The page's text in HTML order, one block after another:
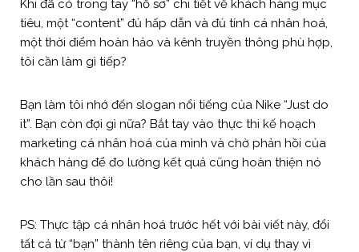
Khi đã có trong tay “hồ sơ” chi tiết về khách hàng mục
tiêu, một “content” đủ hấp dẫn và đủ tính cá nhân hoá,
một thời điểm hoàn hảo và kênh truyền thông phù hợp,
tôi cần làm gì tiếp?
Bạn làm tôi nhớ đến slogan nổi tiếng của Nike “Just do
it”. Bạn còn đợi gì nữa? Bắt tay vào thực thi kế hoạch
marketing cá nhân hoá của mình và chờ phản hồi của
khách hàng để đo lường kết quả cũng hoàn thiện nó
cho lần sau thôi!
PS: Thực tập cá nhân hoá trước hết với bài viết này, đổi
tất cả từ “bạn” thành tên riêng của bạn, ví dụ thay vì